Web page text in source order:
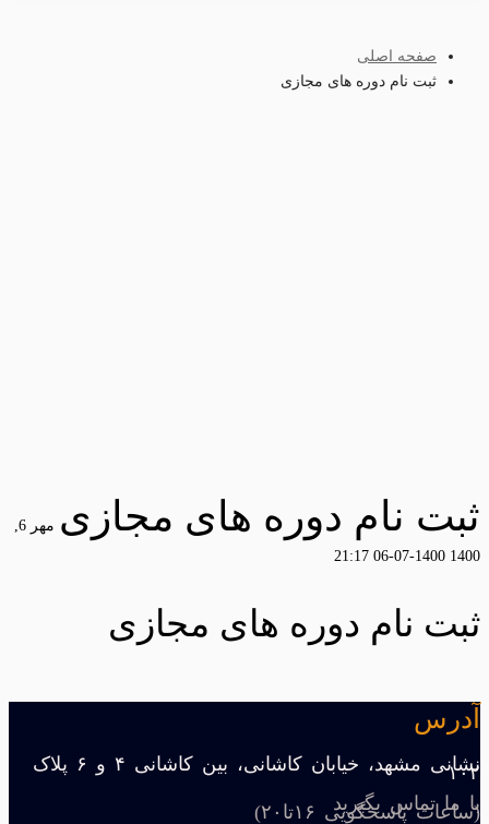
صفحه اصلی
ثبت نام دوره های مجازی
ثبت نام دوره های مجازی
مهر 6,
1400
1400-07-06 21:17
ثبت نام دوره های مجازی
آدرس
نشانی مشهد، خیابان کاشانی، بین کاشانی ۴ و ۶ پلاک
۱۰۲
با ما تماس بگیرید
(ساعات پاسخگویی ۱۶تا۲۰)